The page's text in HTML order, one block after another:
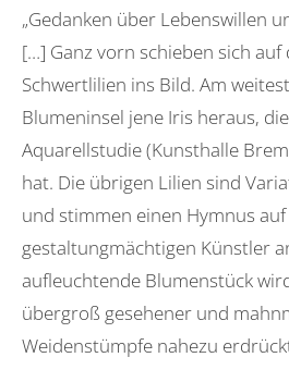
„Gedanken über Lebenswillen
[…] Ganz vorn schieben sich auf
Schwertlilien ins Bild. Am
Blumeninsel jene Iris heraus,
Aquarellstudie (Kunsthalle
hat. Die übrigen Lilien sind
und stimmen einen Hymnus
gestaltungmächtigen Künstler
aufleuchtende Blumenstück
übergroß gesehener und
Weidenstümpfe nahezu